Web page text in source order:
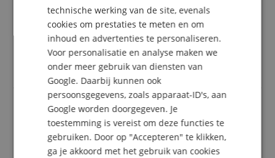
plaatsgevonden: Alleen klanten die in onze online
winkel geregistreerd zijn en het product
daadwerkelijk bij ons hebben gekocht, kunnen in
hun klantenaccount een beoordeling voor het
artikel geven.
Bank Broken
Beoordeling doorNayaraop 09.08.2022
geverifieerde aankoop
SPANISH
technische werking van de site, evenals
cookies om prestaties te meten en om
inhoud en advertenties te personaliseren.
Voor personalisatie en analyse maken we
onder meer gebruik van diensten van
Google. Daarbij kunnen ook
persoonsgegevens, zoals apparaat-ID's, aan
Google worden doorgegeven. Je
toestemming is vereist om deze functies te
gebruiken. Door op "Accepteren" te klikken,
ga je akkoord met het gebruik van cookies